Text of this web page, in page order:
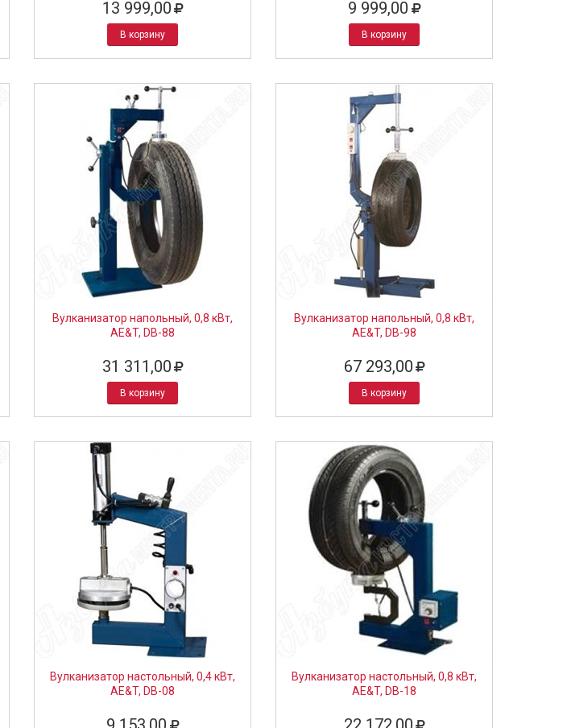
13 999,00
В корзину
9 999,00
В корзину
Вулканизатор напольный, 0,8 кВт,
AE&T, DB-88
31 311,00
В корзину
Вулканизатор напольный, 0,8 кВт,
AE&T, DB-98
67 293,00
В корзину
Вулканизатор настольный, 0,4 кВт,
AE&T, DB-08
Вулканизатор настольный, 0,8 кВт,
AE&T, DB-18